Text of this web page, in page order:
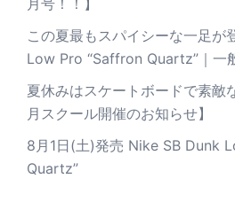
月号！！】
この夏最もスパイシーな一足が
Low Pro “Saffron Quartz”｜一
夏休みはスケートボードで素敵
月スクール開催のお知らせ】
8月1日(土)発売 Nike SB Dunk
Quartz”